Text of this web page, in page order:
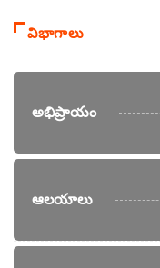
విభాగాలు
అభిప్రాయం
ఆలయాలు